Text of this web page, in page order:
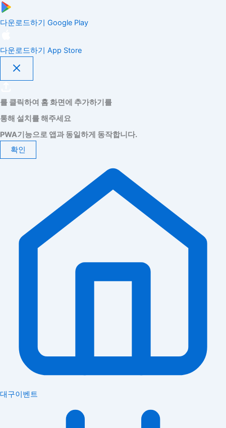
다운로드하기 Google Play
다운로드하기 App Store
를 클릭하여 홈 화면에 추가하기를
통해 설치를 해주세요
PWA기능으로 앱과 동일하게 동작합니다.
확인
대구이벤트